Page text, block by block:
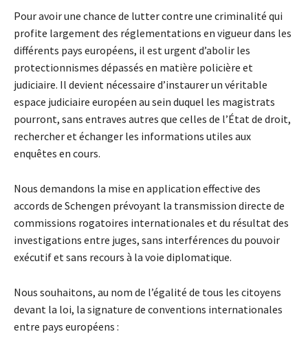
Pour avoir une chance de lutter contre une criminalité qui
profite largement des réglementations en vigueur dans les
différents pays européens, il est urgent d’abolir les
protectionnismes dépassés en matière policière et
judiciaire. Il devient nécessaire d’instaurer un véritable
espace judiciaire européen au sein duquel les magistrats
pourront, sans entraves autres que celles de l’État de droit,
rechercher et échanger les informations utiles aux
enquêtes en cours.
Nous demandons la mise en application effective des
accords de Schengen prévoyant la transmission directe de
commissions rogatoires internationales et du résultat des
investigations entre juges, sans interférences du pouvoir
exécutif et sans recours à la voie diplomatique.
Nous souhaitons, au nom de l’égalité de tous les citoyens
devant la loi, la signature de conventions internationales
entre pays européens :